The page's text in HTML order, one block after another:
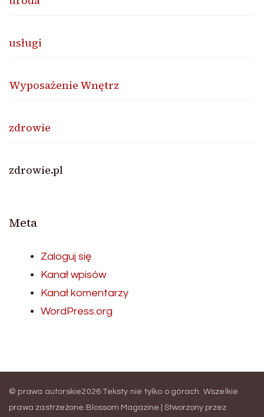
usługi
Wyposażenie Wnętrz
zdrowie
zdrowie.pl
Meta
Zaloguj się
Kanał wpisów
Kanał komentarzy
WordPress.org
© prawa autorskie2026Teksty nie tylko o górach. Wszelkie
prawa zastrzeżone. Blossom Magazine | Stworzony przez